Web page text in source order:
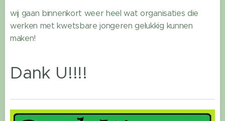
wij gaan binnenkort weer heel wat organisaties die
werken met kwetsbare jongeren gelukkig kunnen
maken!
Dank U!!!!